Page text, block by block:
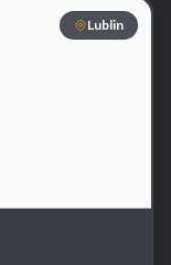
Lublin